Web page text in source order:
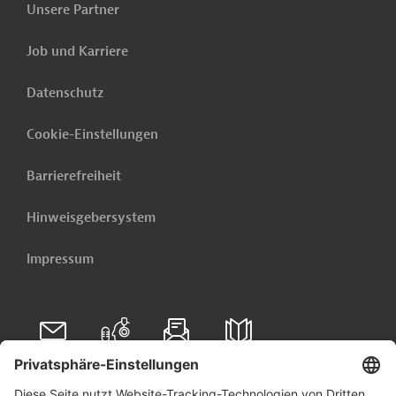
Unsere Partner
Job und Karriere
Datenschutz
Cookie-Einstellungen
Barrierefreiheit
Hinweisgebersystem
Impressum